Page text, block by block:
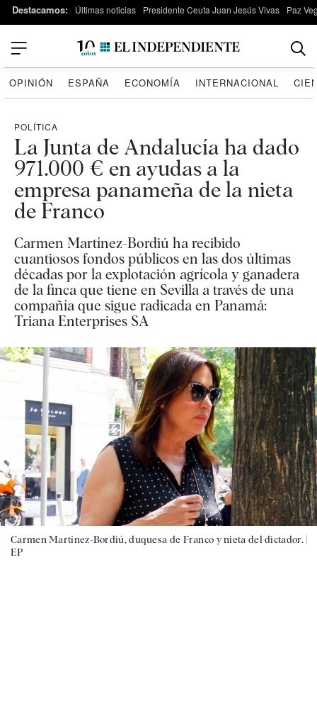
Destacamos: Últimas noticias Presidente Ceuta Juan Jesús Vivas Paz
OPINIÓN ESPAÑA ECONOMÍA INTERNACIONAL
POLÍTICA
La Junta de Andalucía ha dado
971.000 € en ayudas a la
empresa panameña de la nieta
de Franco
Carmen Martínez-Bordiú ha recibido
cuantiosos fondos públicos en las dos últimas
décadas por la explotación agrícola y ganadera
de la finca que tiene en Sevilla a través de una
compañía que sigue radicada en Panamá:
Triana Enterprises SA
Carmen Martínez-Bordiú, duquesa de Franco y nieta del dictador. |
EP